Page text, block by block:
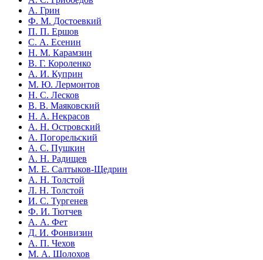
А. Грин
Ф. М. Достоевкий
П. П. Ершов
С. А. Есенин
Н. М. Карамзин
В. Г. Короленко
А. И. Куприн
М. Ю. Лермонтов
Н. С. Лесков
В. В. Маяковский
Н. А. Некрасов
А. Н. Островский
А. Погорельский
А. С. Пушкин
А. Н. Радищев
М. Е. Салтыков-Щедрин
А. Н. Толстой
Л. Н. Толстой
И. С. Тургенев
Ф. И. Тютчев
А. А. Фет
Д. И. Фонвизин
А. П. Чехов
М. А. Шолохов